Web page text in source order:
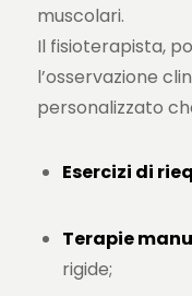
muscolari.
Il fisioterapista,
l’osservazione
personalizzato
Esercizi di
Terapie
rigide;